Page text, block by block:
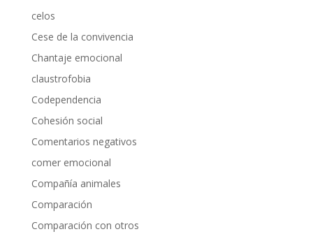
celos
Cese de la convivencia
Chantaje emocional
claustrofobia
Codependencia
Cohesión social
Comentarios negativos
comer emocional
Compañía animales
Comparación
Comparación con otros